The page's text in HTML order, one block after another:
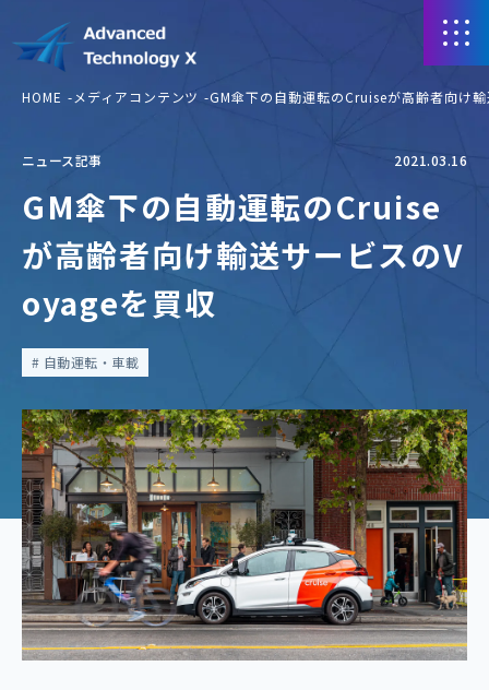
HOME メディアコンテンツ GM傘下の自動運転のCruiseが高齢者向け
ニュース記事 2021.03.16
GM傘下の自動運転のCruise
が高齢者向け輸送サービスのV
oyageを買収
自動運転・車載